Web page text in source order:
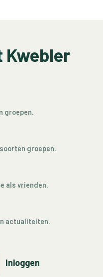
Kwebler
groepen.
groepen.
als vrienden.
actualiteiten.
Inloggen